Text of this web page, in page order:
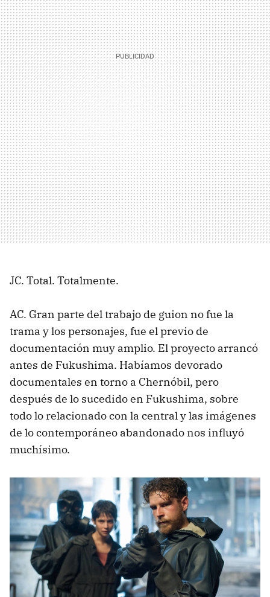
JC. Total. Totalmente.
AC. Gran parte del trabajo de guion no fue la
trama y los personajes, fue el previo de
documentación muy amplio. El proyecto arrancó
antes de Fukushima. Habíamos devorado
documentales en torno a Chernóbil, pero
después de lo sucedido en Fukushima, sobre
todo lo relacionado con la central y las imágenes
de lo contemporáneo abandonado nos influyó
muchísimo.